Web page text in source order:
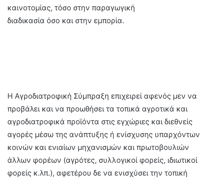
καινοτομίας, τόσο στην παραγωγική
διαδικασία όσο και στην εμπορία.
Η Αγροδιατροφική Σύμπραξη επιχειρεί αφενός μεν να
προβάλει και να προωθήσει τα τοπικά αγροτικά και
αγροδιατροφικά προϊόντα στις εγχώριες και διεθνείς
αγορές μέσω της ανάπτυξης ή ενίσχυσης υπαρχόντων
κοινών και ενιαίων μηχανισμών και πρωτοβουλιών
άλλων φορέων (αγρότες, συλλογικοί φορείς, ιδιωτικοί
φορείς κ.λπ.), αφετέρου δε να ενισχύσει την τοπική